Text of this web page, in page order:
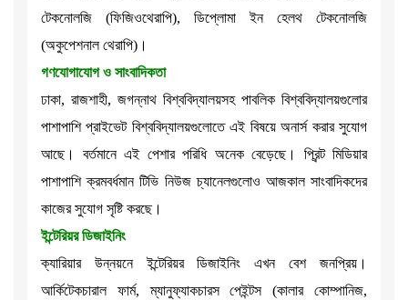
টেকনোলজি (ফিজিওথেরাপি), ডিপ্লোমা ইন হেলথ টেকনোলজি
(অকুপেশনাল থেরাপি)।
গণযোগাযোগ ও সাংবাদিকতা
ঢাকা, রাজশাহী, জগন্নাথ বিশ্ববিদ্যালয়সহ পাবলিক বিশ্ববিদ্যালয়গুলোর
পাশাপাশি প্রাইভেট বিশ্ববিদ্যালয়গুলোতে এই বিষয়ে অনার্স করার সুযোগ
আছে। বর্তমানে এই পেশার পরিধি অনেক বেড়েছে। প্রিন্ট মিডিয়ার
পাশাপাশি ক্রমবর্ধমান টিভি নিউজ চ্যানেলগুলোও আজকাল সাংবাদিকদের
কাজের সুযোগ সৃষ্টি করছে।
ইন্টেরিয়র ডিজাইনিং
ক্যারিয়ার উন্নয়নে ইন্টেরিয়র ডিজাইনিং এখন বেশ জনপ্রিয়।
আর্কিটেকচারাল ফার্ম, ম্যানুফ্যাকচারস পেইন্টস (কালার কোম্পানিজ,